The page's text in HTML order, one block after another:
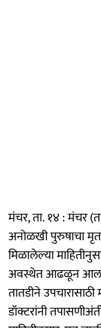
मंचर, ता. १४ : मंचर
अनोळखी पुरुषाचा
मिळालेल्या
अवस्थेत आढळून आला.
तातडीने
डॉक्टरांनी